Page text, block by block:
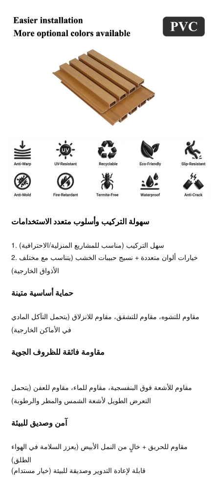
سهولة التركيب وأسلوب متعدد الاستخدامات
1. سهل التركيب (مناسب للمشاريع المنزلية/الاحترافية)
2. خيارات ألوان متعددة + نسيج حبيبات الخشب (يتناسب مع مختلف
الأذواق الخارجية)
حماية أساسية متينة
مقاوم للتشوه، مقاوم للتشقق، مقاوم للانزلاق (يتحمل التآكل المادي
في الأماكن الخارجية)
مقاومة فائقة للظروف الجوية
مقاوم للأشعة فوق البنفسجية، مقاوم للماء، مقاوم للعفن (يتحمل
التعرض الطويل لأشعة الشمس والمطر والرطوبة)
آمن وصديق للبيئة
مقاوم للحريق + خالٍ من النمل الأبيض (يعزز السلامة في الهواء
الطلق)
قابلة لإعادة التدوير وصديقة للبيئة (خيار مستدام)